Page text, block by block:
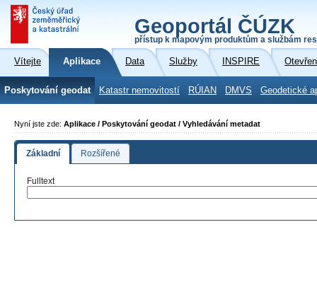
Geoportál ČÚZK
přístup k mapovým produktům a službám
Vítejte Aplikace Data Služby INSPIRE
Poskytování geodat Katastr nemovitostí RÚIAN DMVS Geodetické
Nyní jste zde: Aplikace / Poskytování geodat / Vyhledávání metadat
Základní Rozšířené
Fulltext